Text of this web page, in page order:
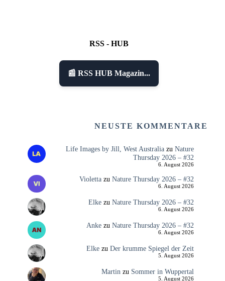
RSS - HUB
📰 RSS HUB Magazin...
NEUSTE KOMMENTARE
Life Images by Jill, West Australiazu Nature
Thursday 2026 – #32
6. August 2026
Violettazu Nature Thursday 2026 – #32
6. August 2026
Elkezu Nature Thursday 2026 – #32
6. August 2026
Ankezu Nature Thursday 2026 – #32
6. August 2026
Elkezu Der krumme Spiegel der Zeit
5. August 2026
Martin zu Sommer in Wuppertal
5. August 2026